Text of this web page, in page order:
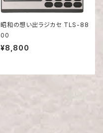
昭和の想い出ラジカセ TLS-88
00
¥8,800